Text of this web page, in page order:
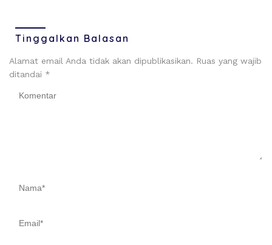
Tinggalkan Balasan
Alamat email Anda tidak akan dipublikasikan. Ruas yang wajib
ditandai *